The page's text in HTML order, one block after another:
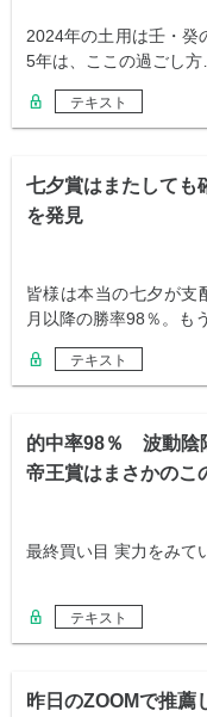
2024年の土用は壬・癸
5年は、ここの過ごし方
テキスト
七夕賞はまたしても
を発見
皆様は本当の七夕が支
月以降の勝率98％。も
テキスト
的中率98％ 波動陰
帝王賞はまさかのこ
最終買い目 実力をみて
テキスト
昨日のZOOMで推薦